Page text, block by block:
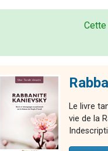
Le livre
vie de la